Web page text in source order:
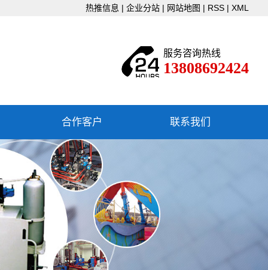
热推信息 | 企业分站 | 网站地图 | RSS | XML
服务咨询热线
13808692424
合作客户 联系我们